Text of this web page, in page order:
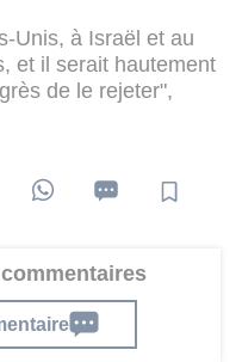
Unis, à Israël et au
et il serait hautement
de le rejeter",